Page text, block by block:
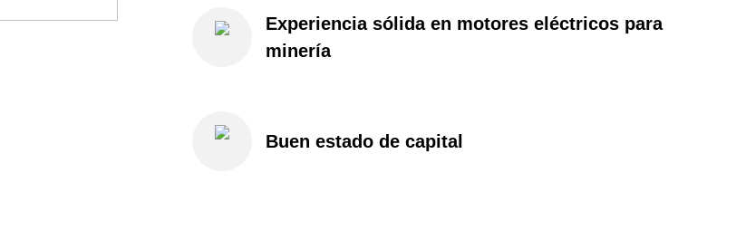
Experiencia sólida en motores eléctricos para
minería
Buen estado de capital